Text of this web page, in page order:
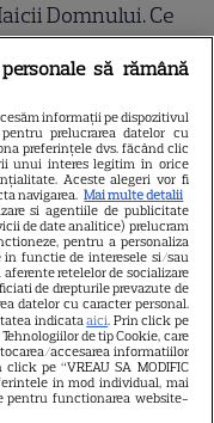
Domnului. Ce
în post
îți trebuie
singur – ustensile
să le ai în
să rămână
informații pe dispozitivul
prelucrarea datelor cu
preferințele dvs. făcând clic
unui interes legitim în orice
Aceste alegeri vor fi
navigarea. Mai multe detalii
si agentiile de publicitate
de date analitice) prelucram
pentru a personaliza
functie de interesele si/sau
retelelor de socializare
de drepturile prevazute de
datelor cu caracter personal.
indicataaici. Prin click pe
de tip Cookie, care
accesarea informatiilor
pe “VREAU SA MODIFIC
in mod individual, mai
pentru functionarea website-